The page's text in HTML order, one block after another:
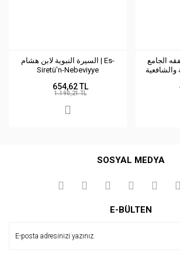
السيرة النبوية لابن هشام | Es-
Siretü'n-Nebeviyye
654,62 TL
1.190,21 TL
الجامع
|
SOSYAL MEDYA
E-BÜLTEN